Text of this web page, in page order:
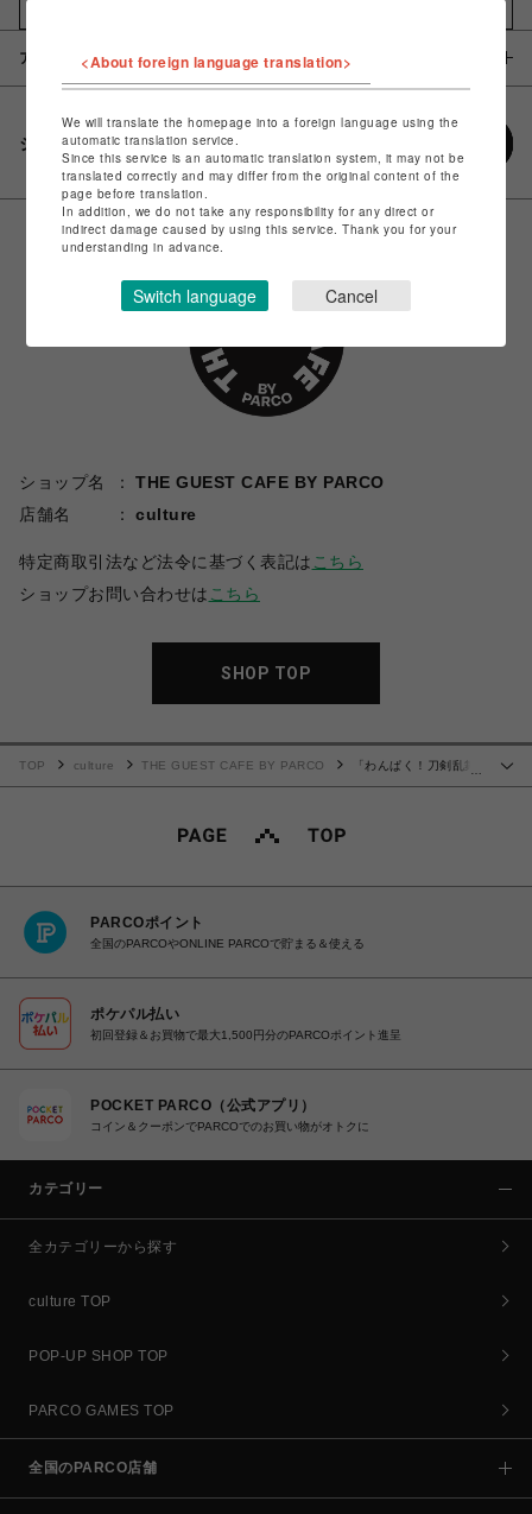
アイテム説明 / 素材
シェアする
ショップ名
THE GUEST CAFE BY PARCO
店舗名
culture
特定商取引法など法令に基づく表記は こちら
ショップお問い合わせは こちら
SHOP TOP
TOP culture THE GUEST CAFE BY PARCO
「わんぱく！刀剣乱舞
PARCOポイント
全国のPARCOやONLINE PARCOで貯まる＆使える
ポケパル払い
初回登録＆お買物で最大1,500円分のPARCOポイント進呈
POCKET PARCO（公式アプリ）
コイン＆クーポンでPARCOでのお買い物がオトクに
カテゴリー
全カテゴリーから探す
culture TOP
POP-UP SHOP TOP
PARCO GAMES TOP
全国のPARCO店舗
<About foreign language translation>
We will translate the homepage into a foreign language using the
automatic translation service.
Since this service is an automatic translation system, it may not be
translated correctly and may differ from the original content of the
page before translation.
In addition, we do not take any responsibility for any direct or
indirect damage caused by using this service. Thank you for your
understanding in advance.
Switch language Cancel